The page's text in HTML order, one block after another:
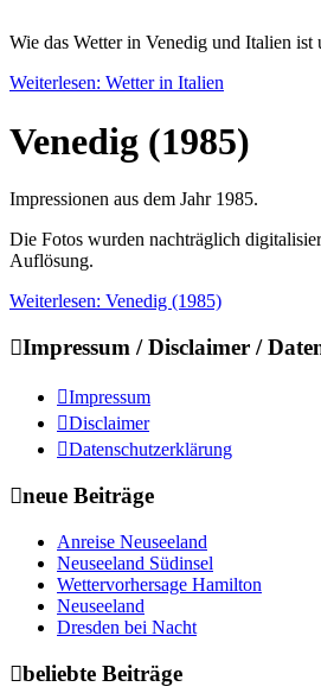
Wie das Wetter in Venedig und Italien
Weiterlesen: Wetter in Italien
Venedig (1985)
Impressionen aus dem Jahr 1985.
Die Fotos wurden nachträglich
Auflösung.
Weiterlesen: Venedig (1985)
Impressum / Disclaimer /
Impressum
Disclaimer
Datenschutzerklärung
neue Beiträge
Anreise Neuseeland
Neuseeland Südinsel
Wettervorhersage Hamilton
Neuseeland
Dresden bei Nacht
beliebte Beiträge